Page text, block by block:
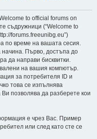
to official forums on
съдружници (“Welcome to
forums.freeunibg.eu”)
по време на вашата сесия.
Първо, достъпа до
да направи бисквитки.
на вашия компютър.
за потребителя ID и
това се изпълнява
позволява да разберете кои
е чрез Вас. Пример
или след като сте се